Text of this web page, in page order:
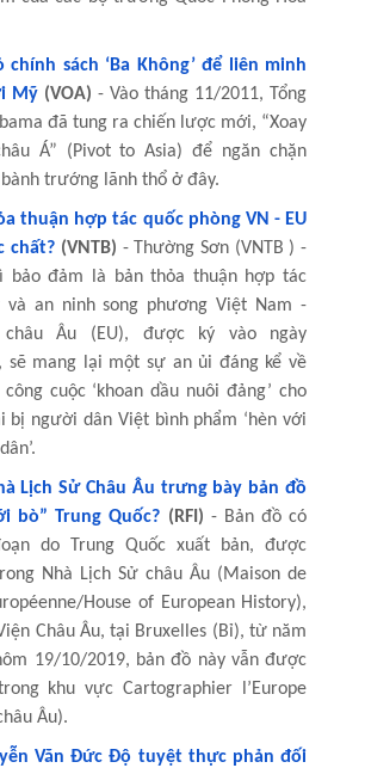
chính sách ‘Ba Không’ để liên minh
Mỹ(VOA) - Vào tháng 11/2011, Tổng
đã tung ra chiến lược mới, “Xoay
Á” (Pivot to Asia) để ngăn chặn
trướng lãnh thổ ở đây.
thuận hợp tác quốc phòng VN - EU
chất? (VNTB) - Thường Sơn (VNTB ) -
bảo đảm là bản thỏa thuận hợp tác
và an ninh song phương Việt Nam -
châu Âu (EU), được ký vào ngày
sẽ mang lại một sự an ủi đáng kể về
cuộc ‘khoan dầu nuôi đảng’ cho
bị người dân Việt bình phẩm ‘hèn với
Lịch Sử Châu Âu trưng bày bản đồ
bò” Trung Quốc? (RFI) - Bản đồ có
do Trung Quốc xuất bản, được
Nhà Lịch Sử châu Âu (Maison de
House of European History),
Châu Âu, tại Bruxelles (Bỉ), từ năm
19/10/2019, bản đồ này vẫn được
khu vực Cartographier l’Europe
Âu).
Văn Đức Độ tuyệt thực phản đối